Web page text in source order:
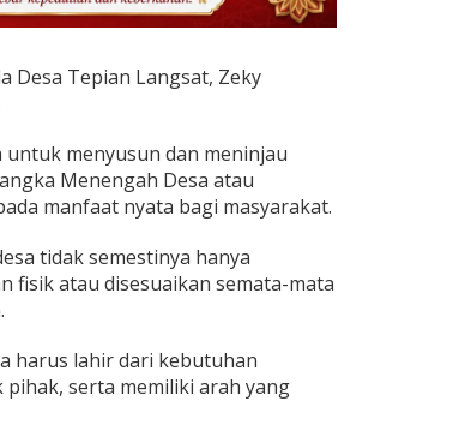
Desa Tepian Langsat, Zeky
menyusun dan meninjau
Menengah Desa atau
manfaat nyata bagi masyarakat.
tidak semestinya hanya
fisik atau disesuaikan semata-mata
harus lahir dari kebutuhan
serta memiliki arah yang